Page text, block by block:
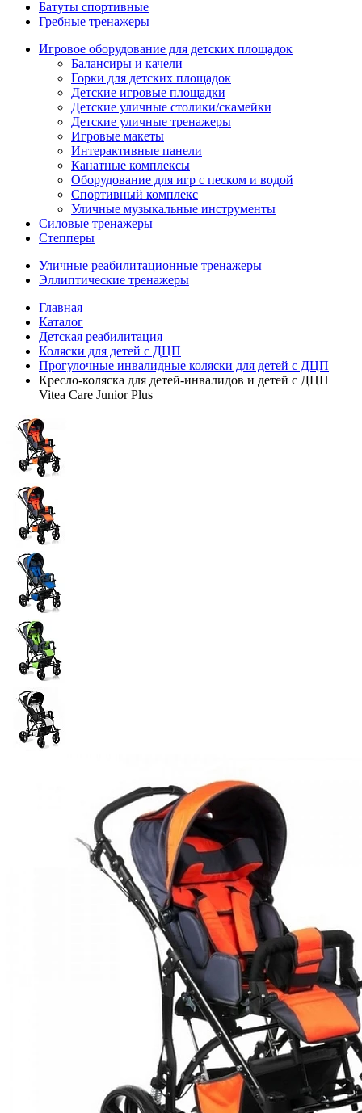
Батуты спортивные
Гребные тренажеры
Игровое оборудование для детских площадок
Балансиры и качели
Горки для детских площадок
Детские игровые площадки
Детские уличные столики/скамейки
Детские уличные тренажеры
Игровые макеты
Интерактивные панели
Канатные комплексы
Оборудование для игр с песком и водой
Спортивный комплекс
Уличные музыкальные инструменты
Силовые тренажеры
Степперы
Уличные реабилитационные тренажеры
Эллиптические тренажеры
Главная
Каталог
Детская реабилитация
Коляски для детей с ДЦП
Прогулочные инвалидные коляски для детей с ДЦП
Кресло-коляска для детей-инвалидов и детей с ДЦП
Vitea Care Junior Plus